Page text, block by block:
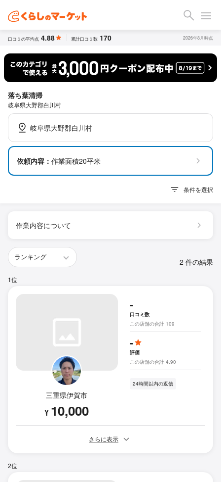
口コミの平均点 4.88 累計口コミ数 170 2026年8月時点
落ち葉清掃
岐阜県大野郡白川村
岐阜県大野郡白川村
依頼内容： 作業面積20平米
条件を選択
作業内容について
2 件の結果
1位
三重県伊賀市
¥ 10,000
-
口コミ数
この店舗の合計 109
-
評価
この店舗の合計 4.90
24時間以内の返信
さらに表示
2位